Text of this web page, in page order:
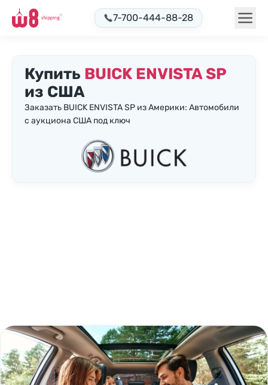
7-700-444-88-28
Купить BUICK ENVISTA SP
из США
Заказать BUICK ENVISTA SP из Америки: Автомобили
с аукциона США под ключ